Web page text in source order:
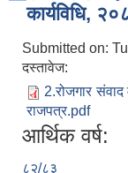
कार्यविधि,
Submitted on:
दस्तावेज:
2.रोजगार
राजपत्र.pdf
आर्थिक वर्ष:
८२/८३